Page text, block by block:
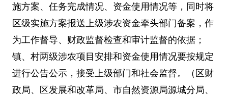
施方案、任务完成情况、资金使用情况等，同时将
区级实施方案报送上级涉农资金牵头部门备案，作
为工作督导、财政监督检查和审计监督的依据；
镇、村两级涉农项目安排和资金使用情况要按规定
进行公告公示，接受上级部门和社会监督。（区财
政局、区发展和改革局、市自然资源局源城分局、